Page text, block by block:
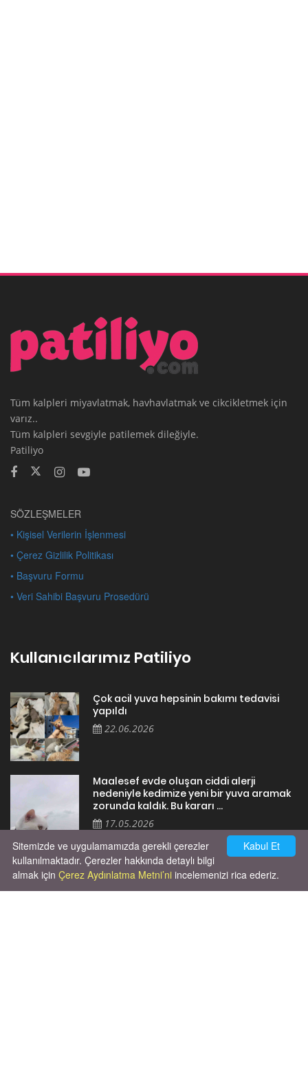
Tüm kalpleri miyavlatmak, havhavlatmak ve cikcikletmek için
varız..
Tüm kalpleri sevgiyle patilemek dileğiyle.
Patiliyo
SÖZLEŞMELER
• Kişisel Verilerin İşlenmesi
• Çerez Gizlilik Politikası
• Başvuru Formu
• Veri Sahibi Başvuru Prosedürü
Kullanıcılarımız Patiliyo
Çok acil yuva hepsinin bakımı tedavisi
yapıldı
22.06.2026
Maalesef evde oluşan ciddi alerji
nedeniyle kedimize yeni bir yuva aramak
zorunda kaldık. Bu kararı ...
17.05.2026
Kabul Et
Sitemizde ve uygulamamızda gerekli çerezler
kullanılmaktadır. Çerezler hakkında detaylı bilgi
almak için Çerez Aydınlatma Metni’ni incelemenizi rica ederiz.